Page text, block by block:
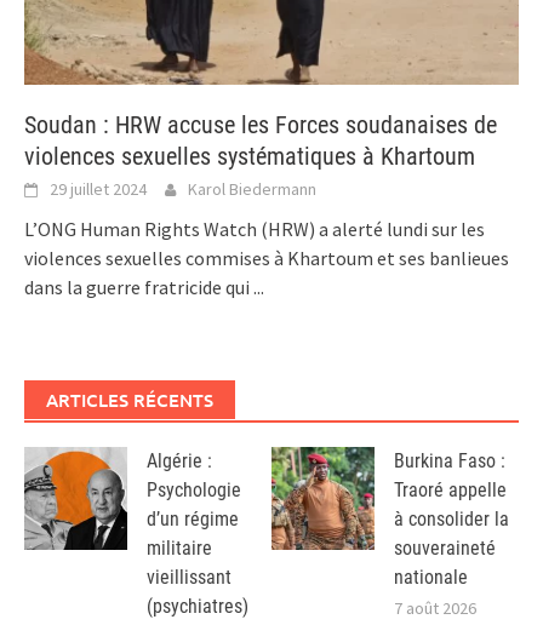
Soudan : HRW accuse les Forces soudanaises de
violences sexuelles systématiques à Khartoum
29 juillet 2024 Karol Biedermann
L’ONG Human Rights Watch (HRW) a alerté lundi sur les
violences sexuelles commises à Khartoum et ses banlieues
dans la guerre fratricide qui ...
ARTICLES RÉCENTS
Algérie :
Psychologie
d’un régime
militaire
vieillissant
(psychiatres)
Burkina Faso :
Traoré appelle
à consolider la
souveraineté
nationale
7 août 2026